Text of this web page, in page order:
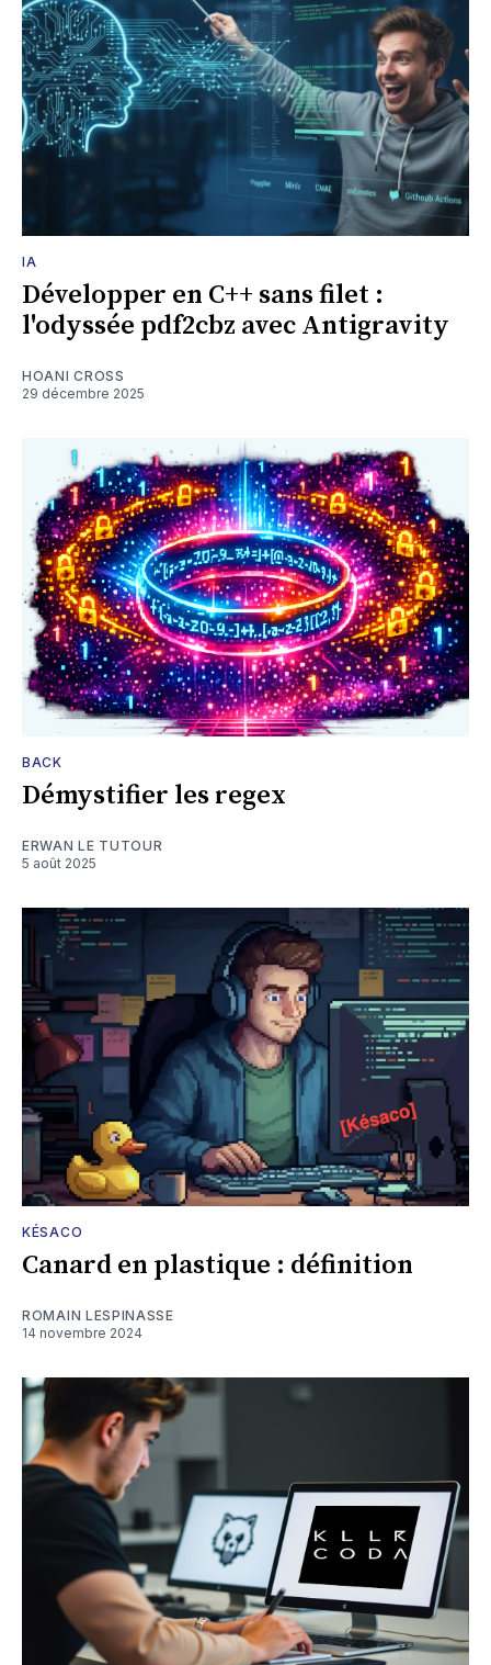
IA
Développer en C++ sans filet :
l'odyssée pdf2cbz avec Antigravity
HOANI CROSS
29 décembre 2025
BACK
Démystifier les regex
ERWAN LE TUTOUR
5 août 2025
KÉSACO
Canard en plastique : définition
ROMAIN LESPINASSE
14 novembre 2024